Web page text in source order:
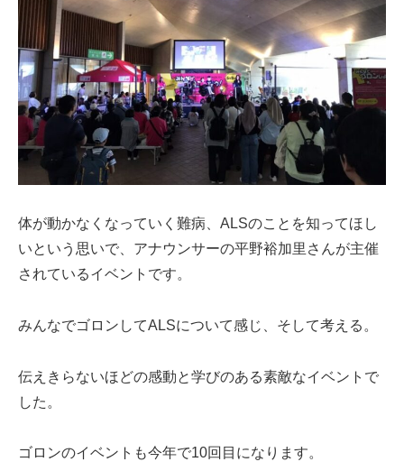
体が動かなくなっていく難病、ALSのことを知ってほし
いという思いで、アナウンサーの平野裕加里さんが主催
されているイベントです。
みんなでゴロンしてALSについて感じ、そして考える。
伝えきらないほどの感動と学びのある素敵なイベントで
した。
ゴロンのイベントも今年で10回目になります。